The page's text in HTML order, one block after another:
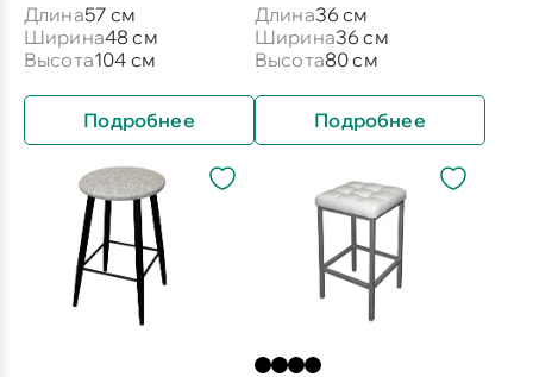
Длина57 см
Ширина48 см
Высота104 см
Подробнее
Длина36 см
Ширина36 см
Высота80 см
Подробнее